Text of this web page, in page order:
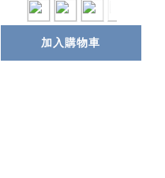
加入購物車